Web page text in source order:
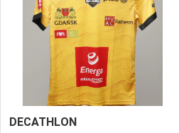
DECATHLON